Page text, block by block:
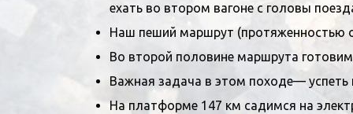
ехать во втором вагоне с головы
Наш пеший маршрут (протяженностью
Во второй половине маршрута
Важная задача в этом походе—
На платформе 147 км садимся на